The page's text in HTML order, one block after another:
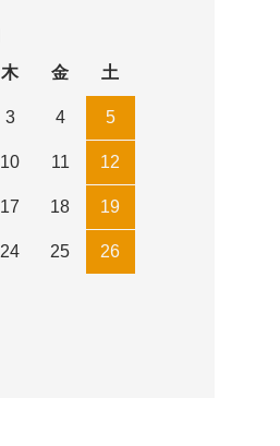
木 金 土
3 4 5
10 11 12
17 18 19
24 25 26